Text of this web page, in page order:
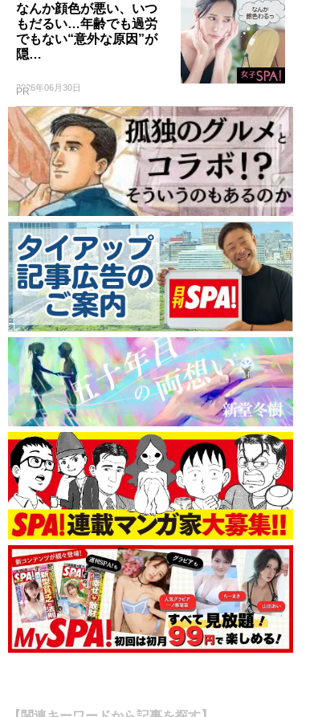
なんか顔色が悪い、いつ
もだるい…年齢でも過労
でもない“意外な原因”が
隠…
2026年06月30日
PR